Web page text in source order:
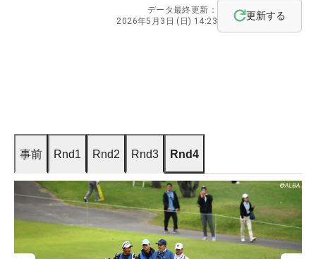
データ最終更新：
2026年5月3日 (日) 14:23
更新する
事前 Rnd1 Rnd2 Rnd3 Rnd4